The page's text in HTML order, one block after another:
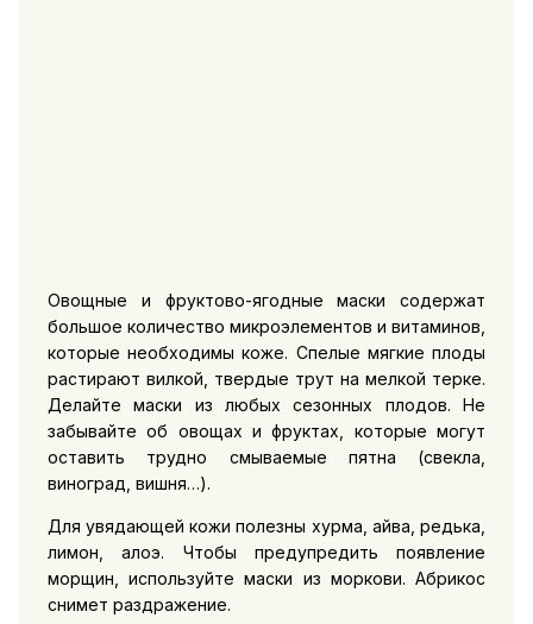
Овощные и фруктово-ягодные маски содержат
большое количество микроэлементов и витаминов,
которые необходимы коже. Спелые мягкие плоды
растирают вилкой, твердые трут на мелкой терке.
Делайте маски из любых сезонных плодов. Не
забывайте об овощах и фруктах, которые могут
оставить трудно смываемые пятна (свекла,
виноград, вишня…).
Для увядающей кожи полезны хурма, айва, редька,
лимон, алоэ. Чтобы предупредить появление
морщин, используйте маски из моркови. Абрикос
снимет раздражение.